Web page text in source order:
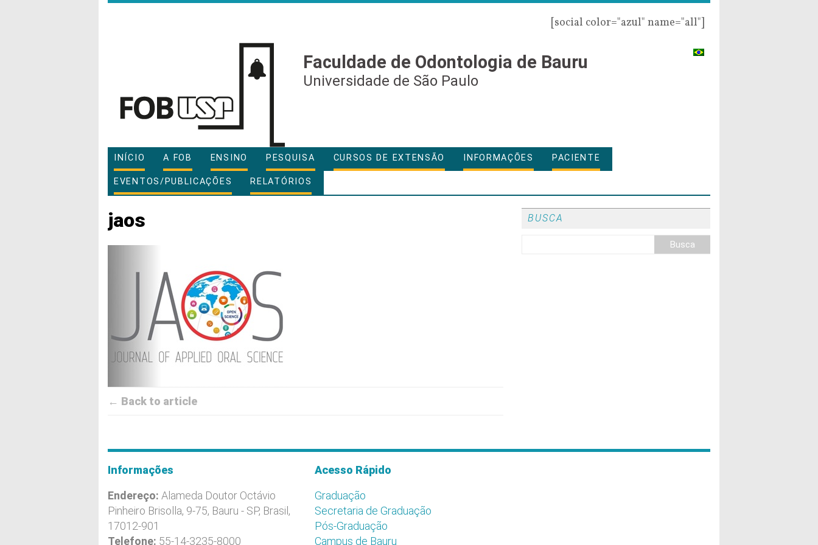
[social color="azul" name="all"]
Faculdade de Odontologia de Bauru
Universidade de São Paulo
INÍCIO A FOB ENSINO PESQUISA CURSOS DE EXTENSÃO INFORMAÇÕES PACIENTE
EVENTOS/PUBLICAÇÕES RELATÓRIOS
jaos
← Back to article
BUSCA
Informações
Endereço: Alameda Doutor Octávio
Pinheiro Brisolla, 9-75, Bauru - SP, Brasil,
17012-901
Telefone: 55-14-3235-8000
Acesso Rápido
Graduação
Secretaria de Graduação
Pós-Graduação
Campus de Bauru